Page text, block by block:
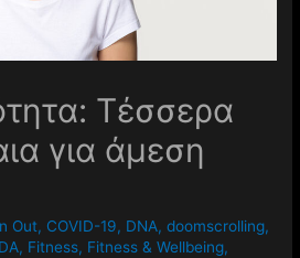
Τέσσερα
για άμεση
Out, COVID-19, DNA,doomscrolling,
, Fitness, Fitness & Wellbeing,